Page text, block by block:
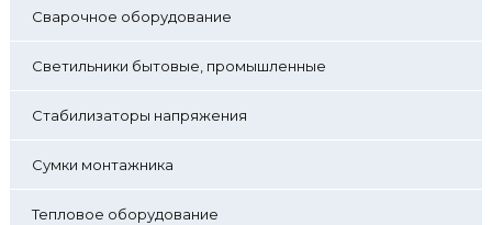
Сварочное оборудование
Светильники бытовые, промышленные
Стабилизаторы напряжения
Сумки монтажника
Тепловое оборудование